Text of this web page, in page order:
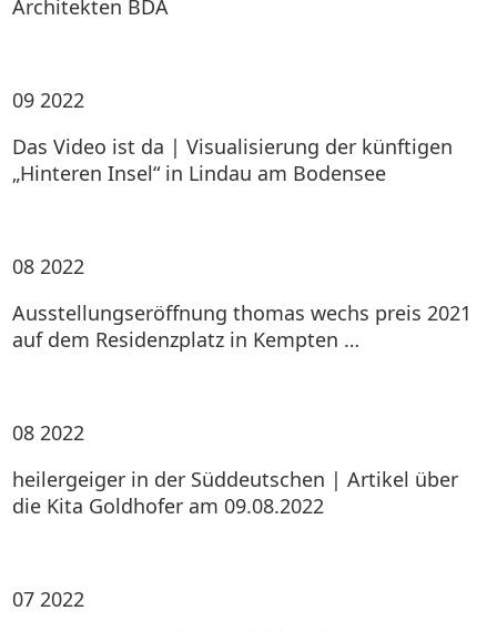
Architekten BDA
09 2022
Das Video ist da | Visualisierung der künftigen
„Hinteren Insel“ in Lindau am Bodensee
08 2022
Ausstellungseröffnung thomas wechs preis 2021
auf dem Residenzplatz in Kempten …
08 2022
heilergeiger in der Süddeutschen | Artikel über
die Kita Goldhofer am 09.08.2022
07 2022